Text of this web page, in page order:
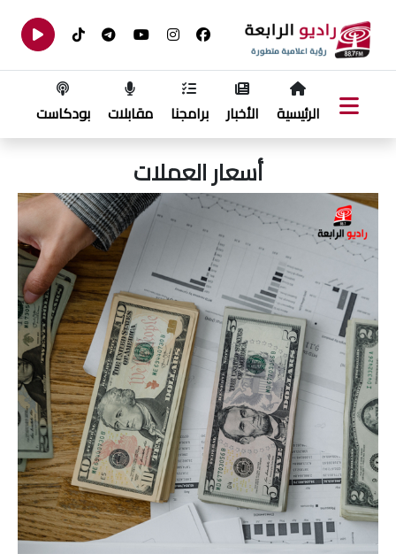
الرئيسية الأخبار برامجنا مقابلات بودكاست
أسعار العملات